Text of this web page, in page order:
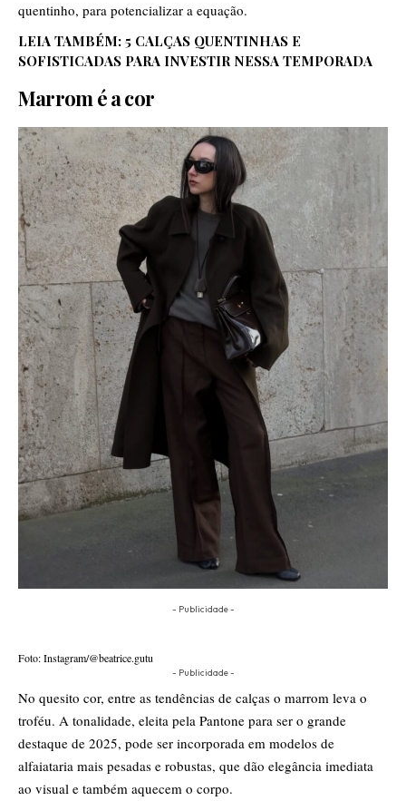
quentinho, para potencializar a equação.
LEIA TAMBÉM: 5 CALÇAS QUENTINHAS E
SOFISTICADAS PARA INVESTIR NESSA TEMPORADA
Marrom é a cor
- Publicidade -
Foto: Instagram/@beatrice.gutu
- Publicidade -
No quesito cor, entre as tendências de calças o marrom leva o
troféu. A tonalidade, eleita pela Pantone para ser o grande
destaque de 2025, pode ser incorporada em modelos de
alfaiataria mais pesadas e robustas, que dão elegância imediata
ao visual e também aquecem o corpo.